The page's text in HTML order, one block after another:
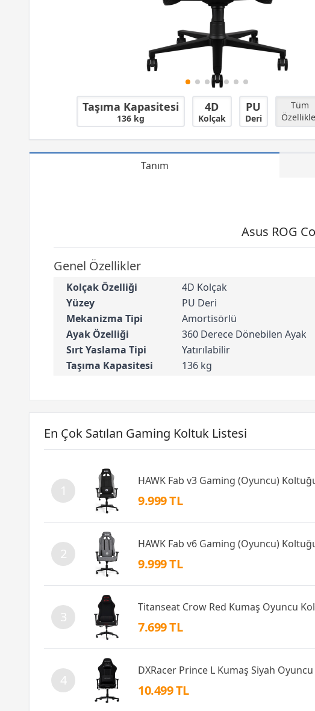
Taşıma Kapasitesi
136 kg
4D
Kolçak
PU
Deri
Tüm
Tanım
Asus ROG
Genel Özellikler
Kolçak Özelliği
4D Kolçak
Yüzey
PU Deri
Mekanizma Tipi
Amortisörlü
Ayak Özelliği
360 Derece Dönebilen Ayak
Sırt Yaslama Tipi
Yatırılabilir
Taşıma Kapasitesi
136 kg
En Çok Satılan Gaming Koltuk Listesi
1
HAWK Fab v3 Gaming (Oyuncu)
9.999 TL
2
HAWK Fab v6 Gaming (Oyuncu)
9.999 TL
3
Titanseat Crow Red Kumaş Oyuncu
7.699 TL
4
DXRacer Prince L Kumaş Siyah
10.499 TL